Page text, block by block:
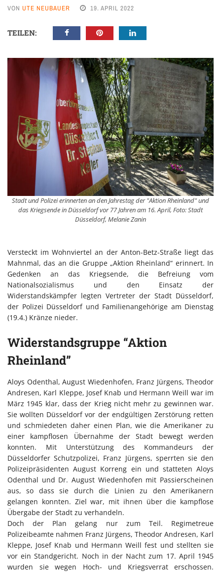
VON UTE NEUBAUER 19. APRIL 2022
TEILEN:
Stadt und Polizei erinnerten an den Jahrestag der "Aktion Rheinland" und
das Kriegsende in Düsseldorf vor 77 Jahren am 16. April, Foto: Stadt
Düsseldorf, Melanie Zanin
Versteckt im Wohnviertel an der Anton-Betz-Straße liegt das
Mahnmal, das an die Gruppe „Aktion Rheinland“ erinnert. In
Gedenken an das Kriegsende, die Befreiung vom
Nationalsozialismus und den Einsatz der
Widerstandskämpfer legten Vertreter der Stadt Düsseldorf,
der Polizei Düsseldorf und Familienangehörige am Dienstag
(19.4.) Kränze nieder.
Widerstandsgruppe “Aktion
Rheinland”
Aloys Odenthal, August Wiedenhofen, Franz Jürgens, Theodor
Andresen, Karl Kleppe, Josef Knab und Hermann Weill war im
März 1945 klar, dass der Krieg nicht mehr zu gewinnen war.
Sie wollten Düsseldorf vor der endgültigen Zerstörung retten
und schmiedeten daher einen Plan, wie die Amerikaner zu
einer kampflosen Übernahme der Stadt bewegt werden
konnten. Mit Unterstützung des Kommandeurs der
Düsseldorfer Schutzpolizei, Franz Jürgens, sperrten sie den
Polizeipräsidenten August Korreng ein und statteten Aloys
Odenthal und Dr. August Wiedenhofen mit Passierscheinen
aus, so dass sie durch die Linien zu den Amerikanern
gelangen konnten. Ziel war, mit ihnen über die kampflose
Übergabe der Stadt zu verhandeln.
Doch der Plan gelang nur zum Teil. Regimetreue
Polizeibeamte nahmen Franz Jürgens, Theodor Andresen, Karl
Kleppe, Josef Knab und Hermann Weill fest und stellten sie
vor ein Standgericht. Noch in der Nacht zum 17. April 1945
wurden sie wegen Hoch- und Kriegsverrat erschossen.